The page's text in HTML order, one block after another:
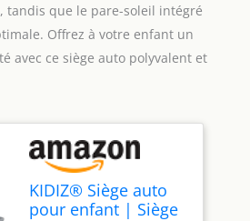
tandis que le pare-soleil intégré
Offrez à votre enfant un
avec ce siège auto polyvalent et
KIDIZ® Siège auto
pour enfant | Siège